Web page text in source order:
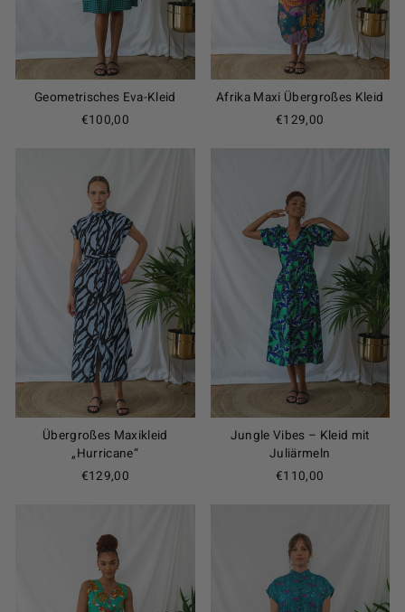
Geometrisches Eva-Kleid
€100,00
Afrika Maxi Übergroßes Kleid
€129,00
Übergroßes Maxikleid
„Hurricane“
€129,00
Jungle Vibes – Kleid mit
Juliärmeln
€110,00